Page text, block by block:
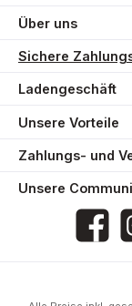
Über uns
Sichere
Ladengeschäft
Unsere Vorteile
Zahlungs- und
Unsere
AS-Shisha